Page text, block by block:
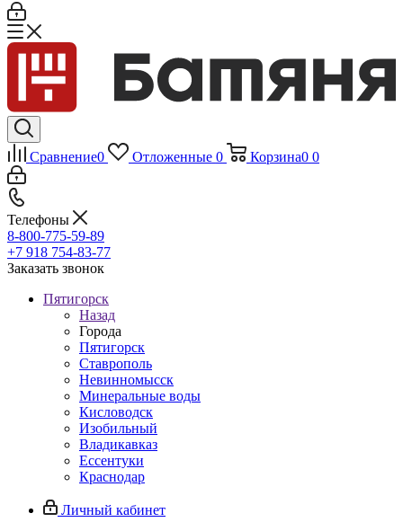
Сравнение0 Отложенные 0 Корзина0 0
Телефоны
8-800-775-59-89
+7 918 754-83-77
Заказать звонок
Пятигорск
Назад
Города
Пятигорск
Ставрополь
Невинномысск
Минеральные воды
Кисловодск
Изобильный
Владикавказ
Ессентуки
Краснодар
Личный кабинет